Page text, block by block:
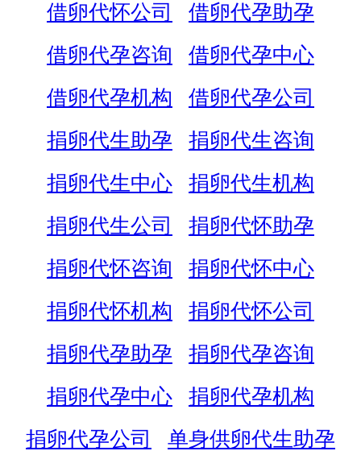
借卵代怀公司
借卵代孕助孕
借卵代孕咨询
借卵代孕中心
借卵代孕机构
借卵代孕公司
捐卵代生助孕
捐卵代生咨询
捐卵代生中心
捐卵代生机构
捐卵代生公司
捐卵代怀助孕
捐卵代怀咨询
捐卵代怀中心
捐卵代怀机构
捐卵代怀公司
捐卵代孕助孕
捐卵代孕咨询
捐卵代孕中心
捐卵代孕机构
捐卵代孕公司
单身供卵代生助孕